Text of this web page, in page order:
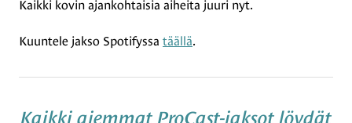
Kaikki kovin ajankohtaisia aiheita juuri nyt.
Kuuntele jakso Spotifyssa täällä.
Kaikki aiemmat ProCast-jaksot löydät